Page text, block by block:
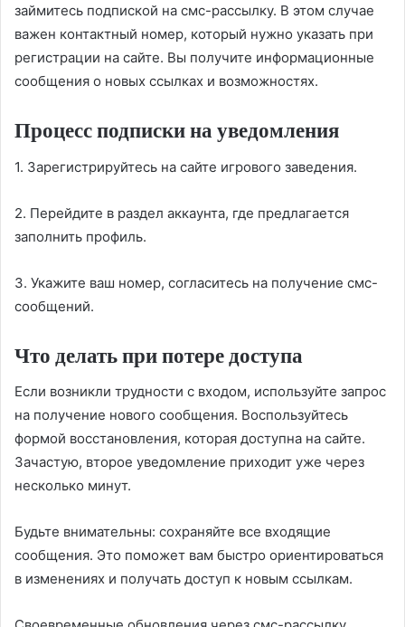
займитесь подпиской на смс-рассылку. В этом случае
важен контактный номер, который нужно указать при
регистрации на сайте. Вы получите информационные
сообщения о новых ссылках и возможностях.
Процесс подписки на уведомления
1. Зарегистрируйтесь на сайте игрового заведения.
2. Перейдите в раздел аккаунта, где предлагается
заполнить профиль.
3. Укажите ваш номер, согласитесь на получение смс-
сообщений.
Что делать при потере доступа
Если возникли трудности с входом, используйте запрос
на получение нового сообщения. Воспользуйтесь
формой восстановления, которая доступна на сайте.
Зачастую, второе уведомление приходит уже через
несколько минут.
Будьте внимательны: сохраняйте все входящие
сообщения. Это поможет вам быстро ориентироваться
в изменениях и получать доступ к новым ссылкам.